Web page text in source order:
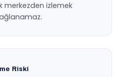
merkezden izlemek
Riski